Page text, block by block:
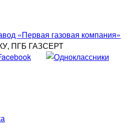
«Первая газовая компания»
ПГБ ГАЗСЕРТ